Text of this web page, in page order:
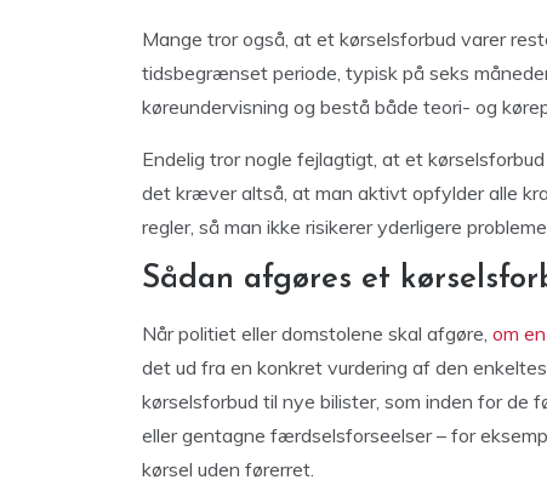
Mange tror også, at et kørselsforbud varer
tidsbegrænset periode, typisk på seks
køreundervisning og bestå både teori- og
Endelig tror nogle fejlagtigt, at et
det kræver altså, at man aktivt opfylder alle
regler, så man ikke risikerer yderligere
Sådan afgøres et
Når politiet eller domstolene skal afgøre, om
det ud fra en konkret vurdering af den
kørselsforbud til nye bilister, som inden for
eller gentagne færdselsforseelser – for
kørsel uden førerret.